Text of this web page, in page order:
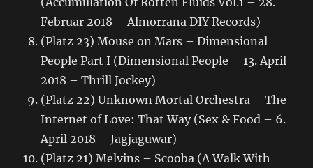
Februar 2018 – Almorrana DIY Records)
(Platz 23) Mouse on Mars – Dimensional
People Part I (Dimensional People – 13. April
2018 – Thrill Jockey)
(Platz 22) Unknown Mortal Orchestra – The
Internet of Love: That Way (Sex & Food – 6.
April 2018 – Jagjaguwar)
(Platz 21) Melvins – Scooba (A Walk With